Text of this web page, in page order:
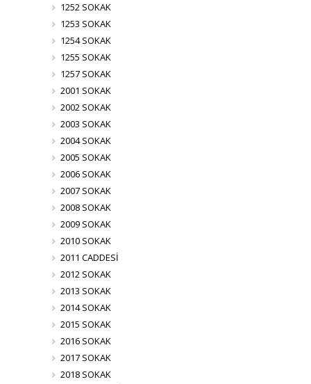
1252 SOKAK
1253 SOKAK
1254 SOKAK
1255 SOKAK
1257 SOKAK
2001 SOKAK
2002 SOKAK
2003 SOKAK
2004 SOKAK
2005 SOKAK
2006 SOKAK
2007 SOKAK
2008 SOKAK
2009 SOKAK
2010 SOKAK
2011 CADDESİ
2012 SOKAK
2013 SOKAK
2014 SOKAK
2015 SOKAK
2016 SOKAK
2017 SOKAK
2018 SOKAK